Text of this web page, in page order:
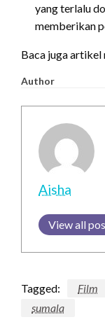
yang terlalu
memberikan
Baca juga artikel
Author
Aisha
View all
Tagged: Film
sumala